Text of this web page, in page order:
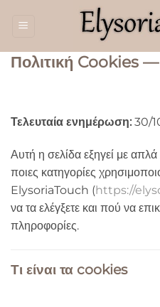
Πολιτική Cookies
Τελευταία ενημέρωση: 30/
Αυτή η σελίδα εξηγεί με απλά
ποιες κατηγορίες
ElysoriaTouch (https://
να τα ελέγξετε και πού να
πληροφορίες.
Τι είναι τα cookies